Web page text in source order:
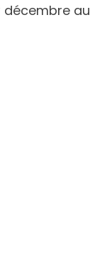
décembre au